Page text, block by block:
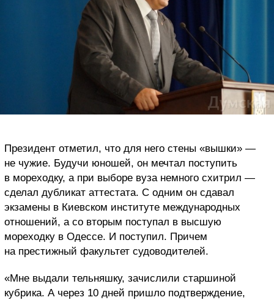
Президент отметил, что для него стены «вышки» —
не чужие. Будучи юношей, он мечтал поступить
в мореходку, а при выборе вуза немного схитрил —
сделал дубликат аттестата. С одним он сдавал
экзамены в Киевском институте международных
отношений, а со вторым поступал в высшую
мореходку в Одессе. И поступил. Причем
на престижный факультет судоводителей.
«Мне выдали тельняшку, зачислили старшиной
кубрика. А через 10 дней пришло подтверждение,